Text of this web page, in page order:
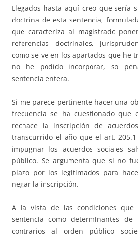
Llegados hasta aquí creo que sería
doctrina de esta sentencia,
que caracteriza al magistrado
referencias doctrinales,
como se ve en los apartados que he
no he podido incorporar, so
sentencia entera.
Si me parece pertinente hacer una
frecuencia se ha cuestionado que
rechace la inscripción de
transcurrido el año que el art. 205.1
impugnar los acuerdos sociales
público. Se argumenta que si no
plazo por los legitimados para
negar la inscripción.
A la vista de las condiciones que
sentencia como determinantes de
contrarios al orden público